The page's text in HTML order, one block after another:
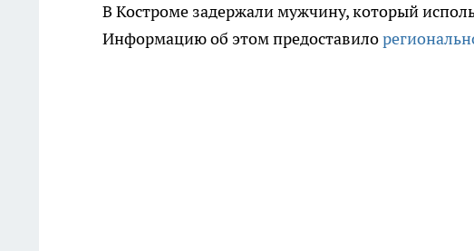
В Костроме задержали мужчину, который
Информацию об этом предоставило